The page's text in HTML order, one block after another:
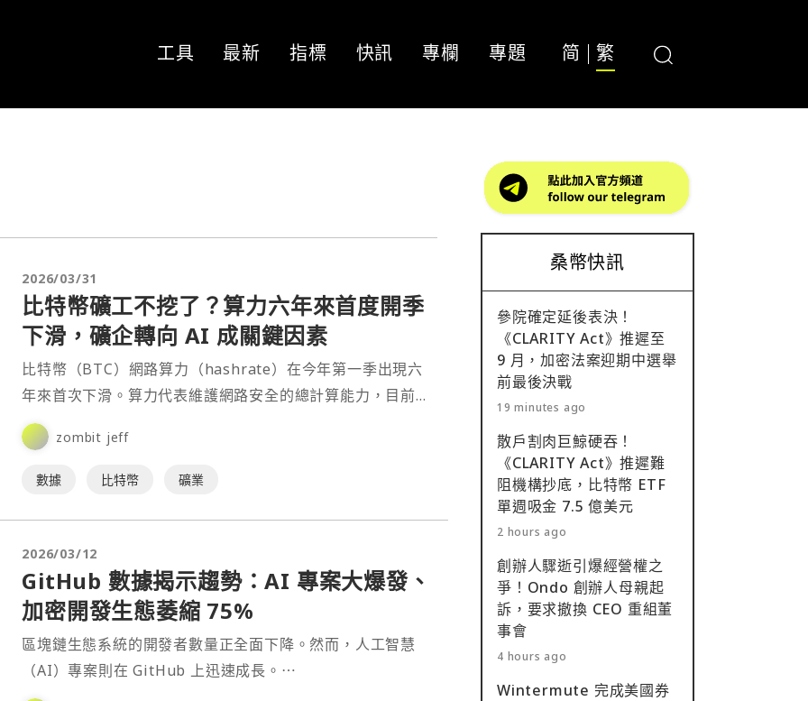
工具 最新 指標 快訊 專欄 專題 简 繁
2026/03/31
比特幣礦工不挖了？算力六年來首度開季
下滑，礦企轉向 AI 成關鍵因素
比特幣（BTC）網路算力（hashrate）在今年第一季出現六
年來首次下滑。算力代表維護網路安全的總計算能力，目前年
初至今已下降約 4%，維持在約每秒 1 Zett⋯
zombit jeff
數據 比特幣 礦業
2026/03/12
GitHub 數據揭示趨勢：AI 專案大爆發、
加密開發生態萎縮 75%
區塊鏈生態系統的開發者數量正全面下降。然而，人工智慧
（AI）專案則在 GitHub 上迅速成長。⋯
桑幣快訊
參院確定延後表決！
《CLARITY Act》推遲至
9 月，加密法案迎期中選舉
前最後決戰
19 minutes ago
散戶割肉巨鯨硬吞！
《CLARITY Act》推遲難
阻機構抄底，比特幣 ETF
單週吸金 7.5 億美元
2 hours ago
創辦人驟逝引爆經營權之
爭！Ondo 創辦人母親起
訴，要求撤換 CEO 重組董
事會
4 hours ago
Wintermute 完成美國券